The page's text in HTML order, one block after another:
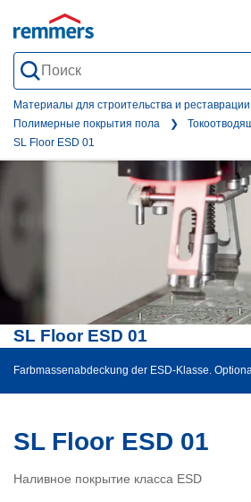
form
Материалы для строительства и реставрации
Полимерные покрытия пола
SL Floor ESD 01
SL Floor ESD 01
Farbmassenabdeckung der ESD-Klasse.
SL Floor ESD 01
Наливное покрытие класса ESD